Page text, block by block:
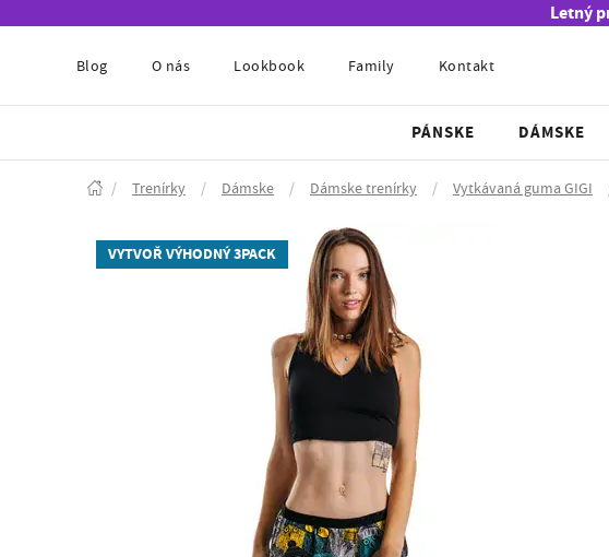
Letný
Blog O nás Lookbook Family Kontakt
PÁNSKE DÁMSKE
/ Trenírky / Dámske / Dámske trenírky / Vytkávaná guma GIGI
VYTVOŘ VÝHODNÝ 3PACK